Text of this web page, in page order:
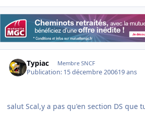
Typiac Membre SNCF
Publication: 15 décembre 200619 ans
salut Scal,y a pas qu'en section DS que